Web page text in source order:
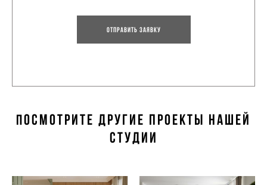
Отправить заявку
Посмотрите другие проекты нашей
студии